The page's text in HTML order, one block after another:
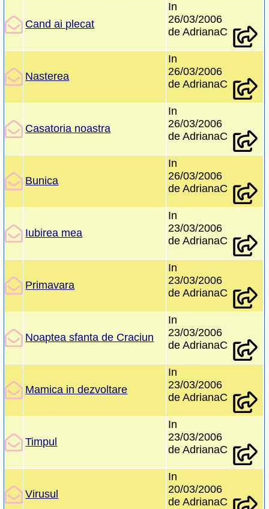
Cand ai plecat
In
26/03/2006
de AdrianaC
Nasterea
In
26/03/2006
de AdrianaC
Casatoria noastra
In
26/03/2006
de AdrianaC
Bunica
In
26/03/2006
de AdrianaC
Iubirea mea
In
23/03/2006
de AdrianaC
Primavara
In
23/03/2006
de AdrianaC
Noaptea sfanta de Craciun
In
23/03/2006
de AdrianaC
Mamica in dezvoltare
In
23/03/2006
de AdrianaC
Timpul
In
23/03/2006
de AdrianaC
Virusul
In
20/03/2006
de AdrianaC